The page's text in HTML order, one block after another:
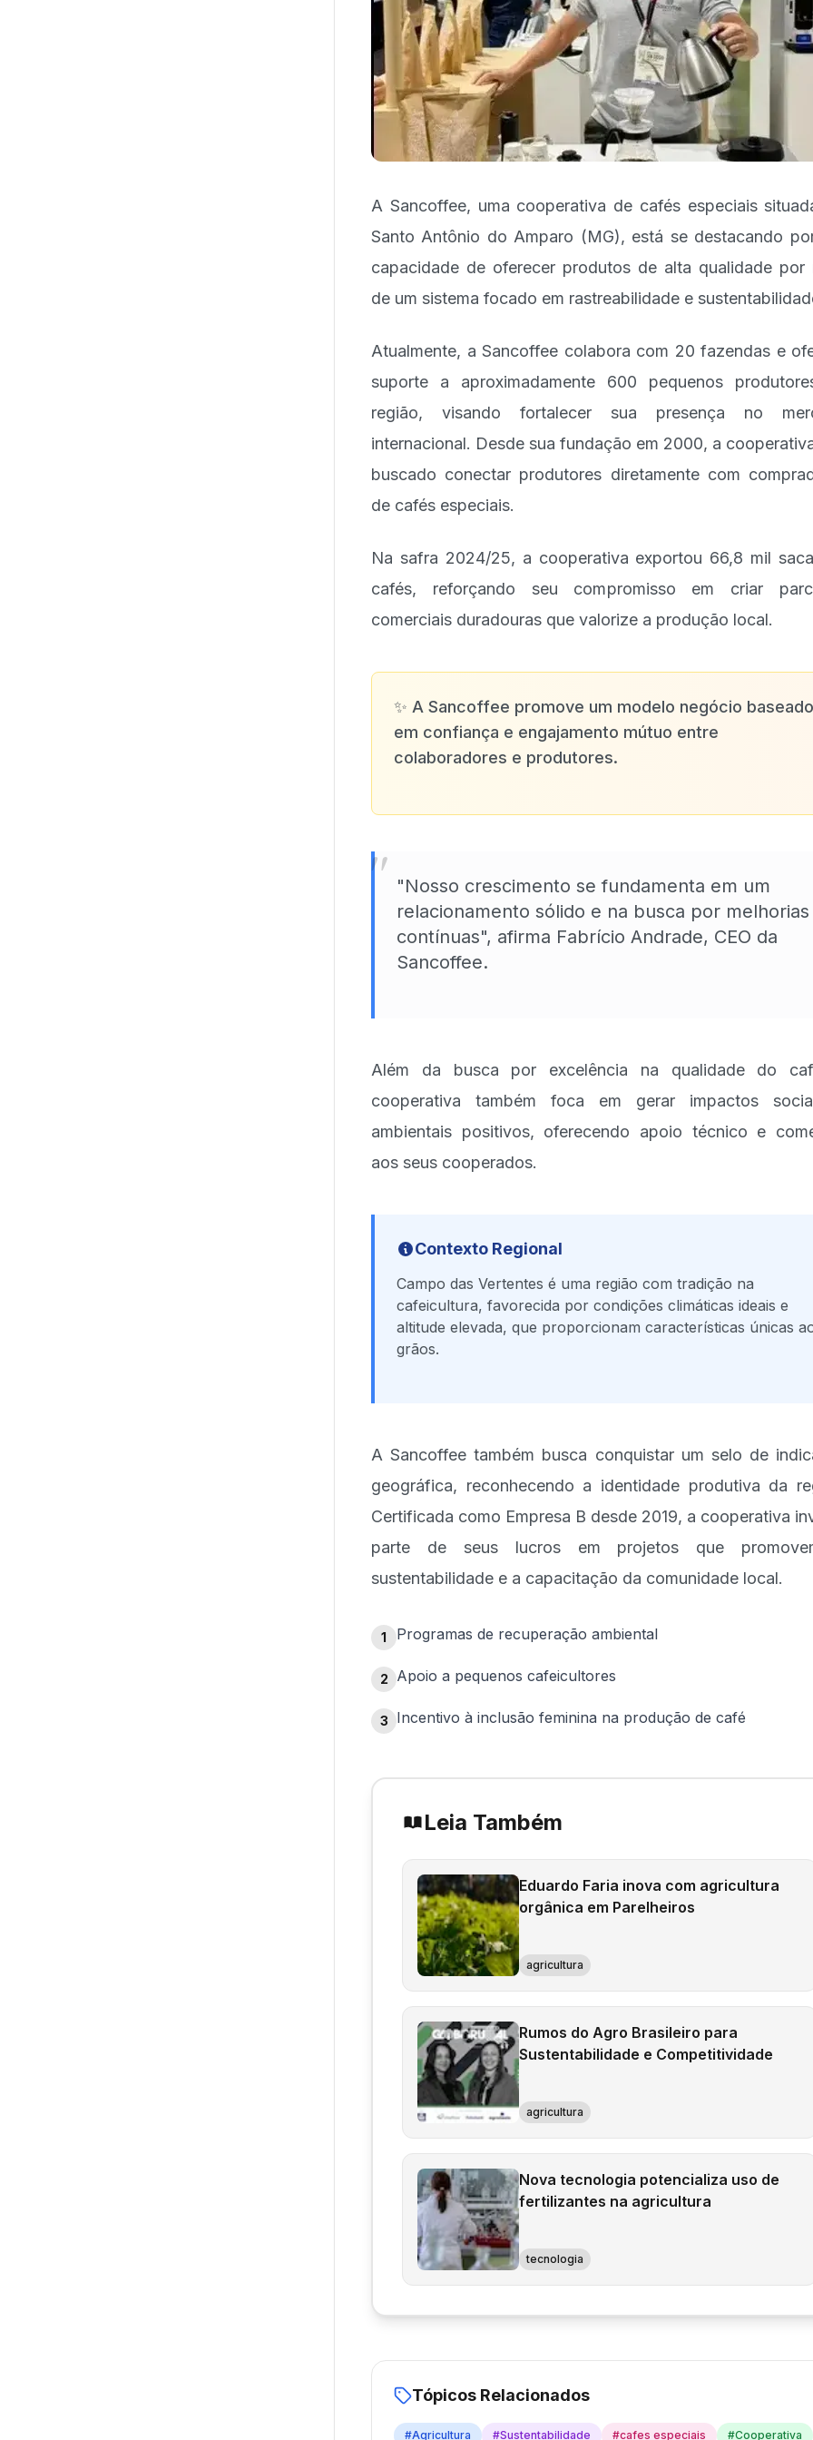
A Sancoffee, uma cooperativa de cafés especiais
Santo Antônio do Amparo (MG), está se destacando
capacidade de oferecer produtos de alta qualidade por
de um sistema focado em rastreabilidade e
Atualmente, a Sancoffee colabora com 20 fazendas e
suporte a aproximadamente 600 pequenos
região, visando fortalecer sua presença no
internacional. Desde sua fundação em 2000, a
buscado conectar produtores diretamente com
de cafés especiais.
Na safra 2024/25, a cooperativa exportou 66,8 mil
cafés, reforçando seu compromisso em criar
comerciais duradouras que valorize a produção local.
✨ A Sancoffee promove um modelo negócio baseado
em confiança e engajamento mútuo entre
colaboradores e produtores.
" "Nosso crescimento se fundamenta em um
relacionamento sólido e na busca por melhorias
contínuas", afirma Fabrício Andrade, CEO da
Sancoffee.
Além da busca por excelência na qualidade do
cooperativa também foca em gerar impactos
ambientais positivos, oferecendo apoio técnico e
aos seus cooperados.
Contexto Regional
Campo das Vertentes é uma região com tradição na
cafeicultura, favorecida por condições climáticas ideais e
altitude elevada, que proporcionam características únicas
grãos.
A Sancoffee também busca conquistar um selo de
geográfica, reconhecendo a identidade produtiva da
Certificada como Empresa B desde 2019, a cooperativa
parte de seus lucros em projetos que
sustentabilidade e a capacitação da comunidade local.
1 Programas de recuperação ambiental
2 Apoio a pequenos cafeicultores
3 Incentivo à inclusão feminina na produção de café
Leia Também
Eduardo Faria inova com agricultura
orgânica em Parelheiros
agricultura
Rumos do Agro Brasileiro para
Sustentabilidade e Competitividade
agricultura
Nova tecnologia potencializa uso de
fertilizantes na agricultura
tecnologia
Tópicos Relacionados
#Agricultura #Sustentabilidade #cafes especiais #Cooperativa